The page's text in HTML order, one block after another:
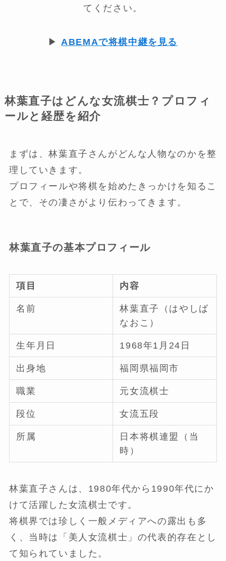
てください。
▶ABEMAで将棋中継を見る
林葉直子はどんな女流棋士？プロフィ
ールと経歴を紹介
まずは、林葉直子さんがどんな人物なのかを整
理していきます。
プロフィールや将棋を始めたきっかけを知るこ
とで、その凄さがより伝わってきます。
林葉直子の基本プロフィール
項目 内容
名前
林葉直子（はやしば
なおこ）
生年月日 1968年1月24日
出身地 福岡県福岡市
職業 元女流棋士
段位 女流五段
所属
日本将棋連盟（当
時）
林葉直子さんは、1980年代から1990年代にか
けて活躍した女流棋士です。
将棋界では珍しく一般メディアへの露出も多
く、当時は「美人女流棋士」の代表的存在とし
て知られていました。